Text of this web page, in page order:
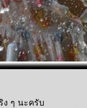
ง ๆ นะครับ